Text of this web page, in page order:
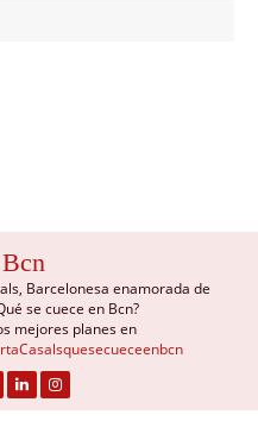
Barcelonesa enamorada de
se cuece en Bcn?
mejores planes en